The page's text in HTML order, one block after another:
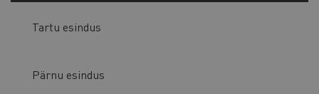
Tartu esindus
Pärnu esindus